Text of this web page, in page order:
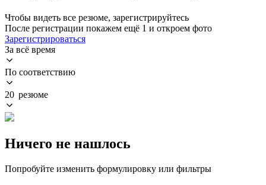
Чтобы видеть все резюме, зарегистрируйтесь
После регистрации покажем ещё 1 и откроем фото
Зарегистрироваться
За всё время
По соответствию
20 резюме
Ничего не нашлось
Попробуйте изменить формулировку или фильтры